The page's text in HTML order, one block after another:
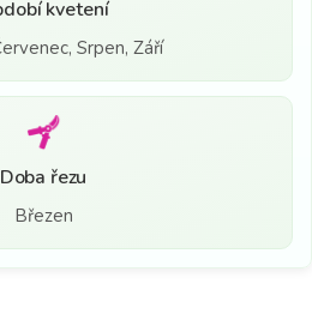
kvetení
Srpen, Září
Doba řezu
Březen